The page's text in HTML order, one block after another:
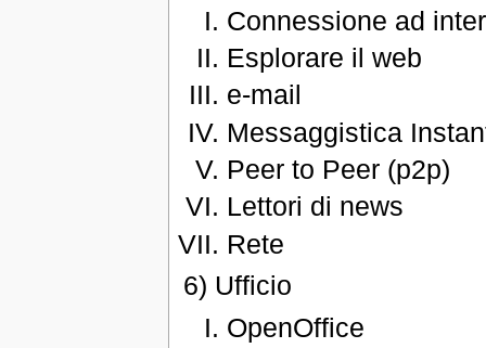
Connessione ad
Esplorare il web
e-mail
Messaggistica
Peer to Peer (p2p)
Lettori di news
Rete
6) Ufficio
OpenOffice